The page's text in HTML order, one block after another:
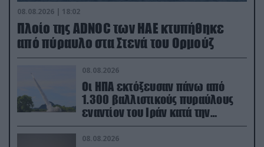
08.08.2026 | 18:02
Πλοίο της ADNOC των ΗΑΕ κτυπήθηκε
από πύραυλο στα Στενά του Ορμούζ
08.08.2026
Οι ΗΠΑ εκτόξευσαν πάνω από
1.300 βαλλιστικούς πυραύλους
εναντίον του Ιράν κατά την
διάρκεια του πολέμου
08.08.2026